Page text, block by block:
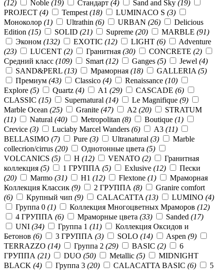
(12)
Noble (19) Стандарт (4) Sand and Sky (19)
PROJECT (4) Tempest (18) LUMINACO S (3)
Моноколор (1) Ultrathin (6) URBAN (26)
Delicious
Edition (15) SOLID (21) Supreme (20) MARBLE (91)
Эконом (132) EXOTIC (12) LIGHT (6)
Adventure
(23)
LUCENT (2) Гранитная (30) CONCRETE (2)
Средний класс (109) Smart (12) Ganges (5) Jewel (4)
SAND&PERL (13) Мраморная (18) GALLERIA (5)
Премиум (43) Classico (4) Renaissance (10)
Explore (5) Quartz (4) А1 (29) CASCADE (6)
CLASSIC (15) Supernatural (14) Le Magnifique (9)
Marble Ocean (25) Granite (47) А2 (20)
STRATUM
(11)
Natural (40) Metropolitan (8) Boutique (1)
Crevice (3) Luciaby Marcel Wanders (6) А3 (11)
BELLASIMO (7) Pure (3) Ultranatural (3)
Marble
collecrion/cirrus (20) Однотонные цвета (5)
VOLCANICS (5) Н (12) VENATO (2)
Гранитная
коллекция (5) 1 ГРУППА (5) Exlusive (12)
Пески
(20)
Marmo (31) Н1 (12) Flextone (1)
Мраморная
Коллекция Классик (9) 2 ГРУППА (8)
Granire comfort
(6)
Крупный чип (9) CALACATTA (13) LUMINO (4)
Группа 0 (1) Коллекция Многоцветных Мраморов (12)
4 ГРУППА (6) Мраморные цвета (33) Sanded (17)
UNI (34) Группа 1 (11)
Коллекция Оксидов и
Бетонов (6) 3 ГРУППА (3) SOLO (14) Aspen (9)
TERRAZZO (14) Группа 2 (29) BASIC (2)
6
ГРУППА (21) DUO (50) Metallic (5)
MIDNIGHT
BLACK (4) Группа 3 (20) CALACATTA BASIC (6)
5